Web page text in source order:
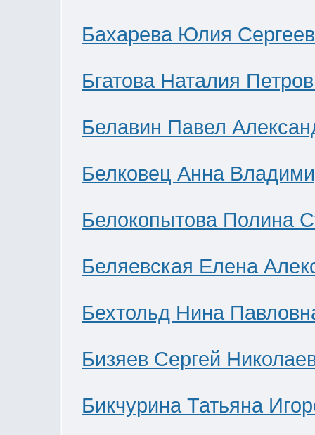
Бахарева Юлия
Бгатова Наталия
Белавин Павел
Белковец Анна
Белокопытова Полина
Беляевская Елена
Бехтольд Нина
Бизяев Сергей
Бикчурина Татьяна